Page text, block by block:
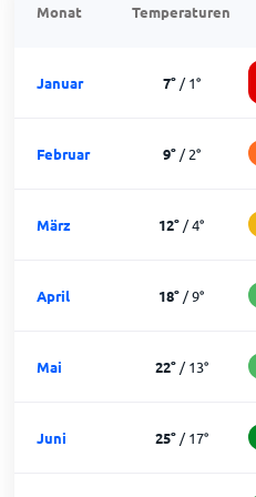
Monat Temperaturen
Januar 7°/1°
Februar 9°/2°
März 12° /4°
April 18° /9°
Mai 22°/13°
Juni 25°/17°